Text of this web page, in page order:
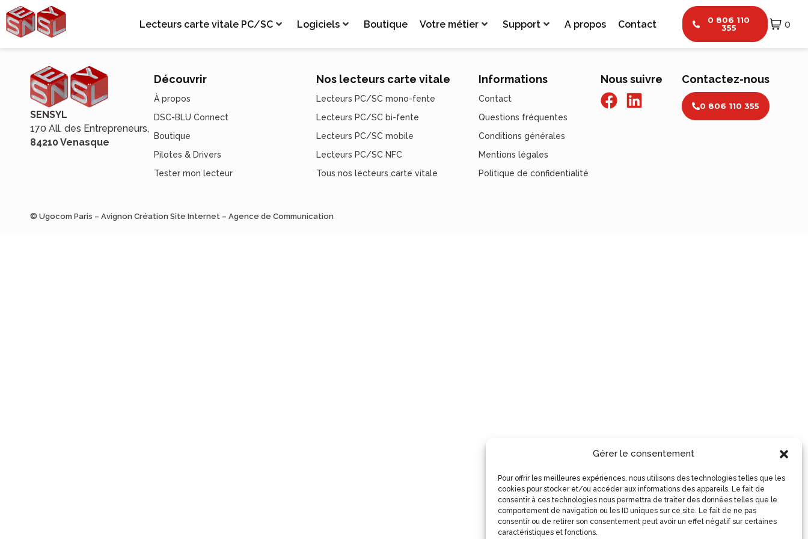
Gérer le consentement
Pour offrir les meilleures expériences, nous utilisons des technologies telles que les
cookies pour stocker et/ou accéder aux informations des appareils. Le fait de
consentir à ces technologies nous permettra de traiter des données telles que le
comportement de navigation ou les ID uniques sur ce site. Le fait de ne pas
consentir ou de retirer son consentement peut avoir un effet négatif sur certaines
caractéristiques et fonctions.
Lecteurs carte vitale PC/SC Logiciels Boutique Votre métier Support A propos Contact
0 806 110
355
0
SENSYL
170 All. des Entrepreneurs,
84210 Venasque
Découvrir
À propos
DSC-BLU Connect
Boutique
Pilotes & Drivers
Tester mon lecteur
Nos lecteurs carte vitale
Lecteurs PC/SC mono-fente
Lecteurs PC/SC bi-fente
Lecteurs PC/SC mobile
Lecteurs PC/SC NFC
Tous nos lecteurs carte vitale
Informations
Contact
Questions fréquentes
Conditions générales
Mentions légales
Politique de confidentialité
Nous suivre Contactez-nous
0 806 110 355
© Ugocom Paris – Avignon Création Site Internet – Agence de Communication